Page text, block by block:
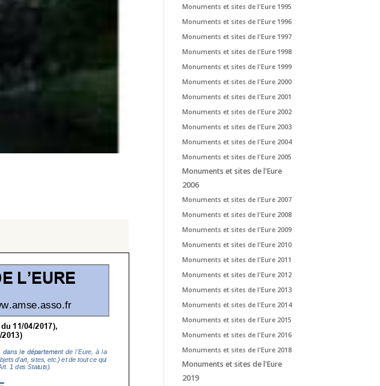
Monuments et sites de l'Eure 1995
Monuments et sites de l'Eure 1996
Monuments et sites de l'Eure 1997
Monuments et sites de l'Eure 1998
Monuments et sites de l'Eure 1999
Monuments et sites de l'Eure 2000
Monuments et sites de l'Eure 2001
Monuments et sites de l'Eure 2002
Monuments et sites de l'Eure 2003
Monuments et sites de l'Eure 2004
Monuments et sites de l'Eure 2005
Monuments et sites de l'Eure
2006
Monuments et sites de l'Eure 2007
Monuments et sites de l'Eure 2008
Monuments et sites de l'Eure 2009
Monuments et sites de l'Eure 2010
Monuments et sites de l'Eure 2011
Monuments et sites de l'Eure 2012
Monuments et sites de l'Eure 2013
Monuments et sites de l'Eure 2014
Monuments et sites de l'Eure 2015
Monuments et sites de l'Eure 2016
Monuments et sites de l'Eure 2018
Monuments et sites de l'Eure
2019